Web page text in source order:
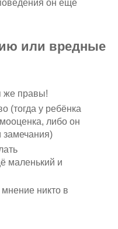
он ещё
или вредные
же правы!
(тогда у ребёнка
либо он
маленький и
мнение никто в